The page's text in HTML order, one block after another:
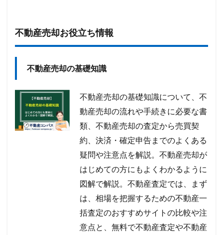
不動産売却お役立ち情報
不動産売却の基礎知識
不動産売却の基礎知識について、不
動産売却の流れや手続きに必要な書
類、不動産売却の査定から売買契
約、決済・確定申告までのよくある
疑問や注意点を解説。不動産売却が
はじめての方にもよくわかるように
図解で解説。不動産査定では、まず
は、相場を把握するための不動産一
括査定のおすすめサイトの比較や注
意点と、無料で不動産査定や不動産